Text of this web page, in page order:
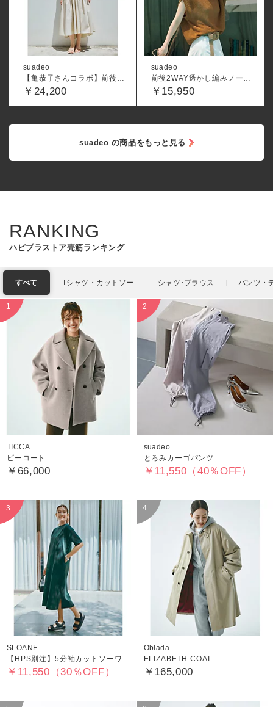
suadeo
【亀恭子さんコラボ】前後差ティアードワンピース
￥24,200
suadeo
前後2WAY透かし編みノースリーブニット
￥15,950
suadeo の商品をもっと見る
RANKING
ハピプラストア売筋ランキング
すべて Tシャツ・カットソー シャツ･ブラウス パンツ・
TICCA
ピーコート
￥66,000
suadeo
とろみカーゴパンツ
￥11,550（40％OFF）
SLOANE
【HPS別注】5分袖カットソーワンピース
￥11,550（30％OFF）
Oblada
ELIZABETH COAT
￥165,000